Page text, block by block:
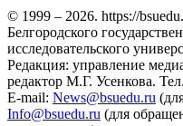
© 1999 – 2026. https://
Белгородского
исследовательского
Редакция: управление
редактор М.Г. Усенкова.
E-mail: News@bsuedu.ru
Info@bsuedu.ru (для